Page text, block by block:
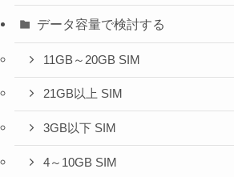
データ容量で検討する
11GB～20GB SIM
21GB以上 SIM
3GB以下 SIM
4～10GB SIM